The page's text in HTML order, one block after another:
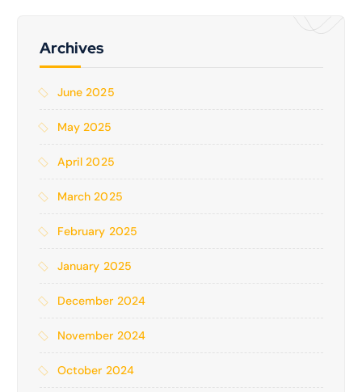
Archives
June 2025
May 2025
April 2025
March 2025
February 2025
January 2025
December 2024
November 2024
October 2024